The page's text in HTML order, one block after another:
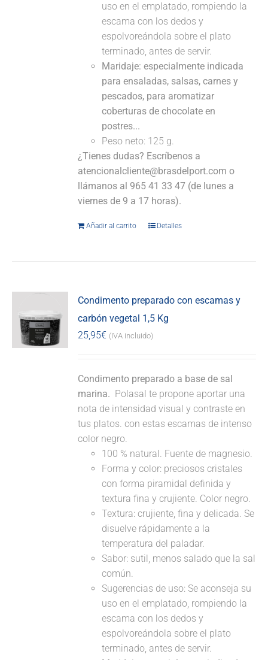
uso en el emplatado, rompiendo la
escama con los dedos y
espolvoreándola sobre el plato
terminado, antes de servir.
Maridaje: especialmente indicada
para ensaladas, salsas, carnes y
pescados, para aromatizar
coberturas de chocolate en
postres...
Peso neto: 125 g.
¿Tienes dudas? Escríbenos a
atencionalcliente@brasdelport.com o
llámanos al 965 41 33 47 (de lunes a
viernes de 9 a 17 horas).
Añadir al carrito Detalles
Condimento preparado con escamas y
carbón vegetal 1,5 Kg
25,95€ (IVA incluido)
Condimento preparado a base de sal
marina. Polasal te propone aportar una
nota de intensidad visual y contraste en
tus platos. con estas escamas de intenso
color negro.
100 % natural. Fuente de magnesio.
Forma y color: preciosos cristales
con forma piramidal definida y
textura fina y crujiente. Color negro.
Textura: crujiente, fina y delicada. Se
disuelve rápidamente a la
temperatura del paladar.
Sabor: sutil, menos salado que la sal
común.
Sugerencias de uso: Se aconseja su
uso en el emplatado, rompiendo la
escama con los dedos y
espolvoreándola sobre el plato
terminado, antes de servir.